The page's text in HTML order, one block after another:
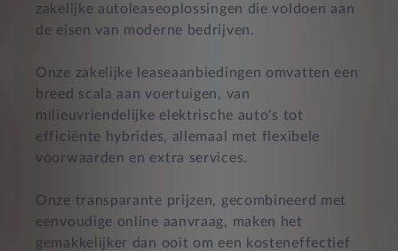
zakelijke autoleaseoplossingen die voldoen aan
de eisen van moderne bedrijven.
Onze zakelijke leaseaanbiedingen omvatten een
breed scala aan voertuigen, van
milieuvriendelijke elektrische auto's tot
efficiënte hybrides, allemaal met flexibele
voorwaarden en extra services.
Onze transparante prijzen, gecombineerd met
eenvoudige online aanvraag, maken het
gemakkelijker dan ooit om een kosteneffectief